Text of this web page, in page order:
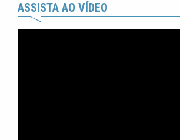
ASSISTA AO VÍDEO